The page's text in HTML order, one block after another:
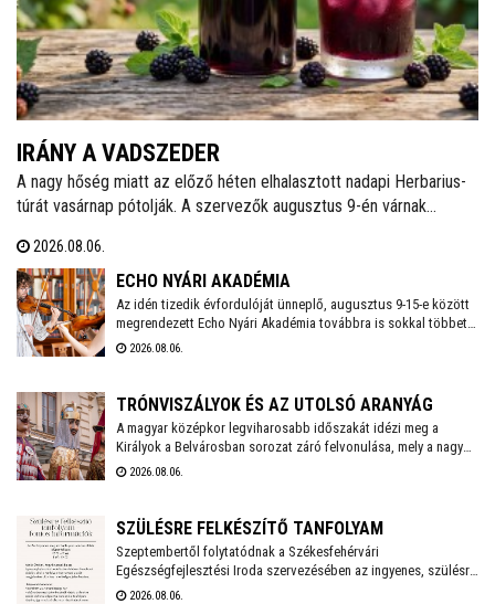
IRÁNY A VADSZEDER
A nagy hőség miatt az előző héten elhalasztott nadapi Herbarius-
túrát vasárnap pótolják. A szervezők augusztus 9-én várnak
vitaminokban és ásványi anyagokban gazdag vadszederből
gyűjtsön Lencsés Rita gyógynövényszakértő vezetésével. A túra
Nadapról indul, a részvételhez ezúttal is előzetes bejelentkezést
kérnek a szokásos elérhetőségeken.
2026.08.06.
ECHO NYÁRI AKADÉMIA
Az idén tizedik évfordulóját ünneplő, augusztus 9-15-e között
megrendezett Echo Nyári Akadémia továbbra is sokkal többet
kínál, mint egy hagyományos zenei mesterkurzus. A családias
egyedülálló találkozási pontja a művésztanároknak, a fiatal
2026.08.06.
TRÓNVISZÁLYOK ÉS AZ UTOLSÓ ARANYÁG
A magyar középkor legviharosabb időszakát idézi meg a
Királyok a Belvárosban sorozat záró felvonulása, mely a nagy
hőség miatt a szokásosnál egy órával később, 18 órakor indul
2026.08.06.
SZÜLÉSRE FELKÉSZÍTŐ TANFOLYAM
Szeptembertől folytatódnak a Székesfehérvári
Egészségfejlesztési Iroda szervezésében az ingyenes, szülésre
felkészítő tanfolyamok. Az idei évben még két turnusra lehet
2026.08.06.